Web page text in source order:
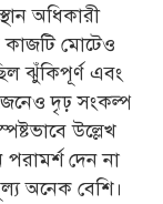
অধিকারী
কাজটি মোটেও
ঝুঁকিপূর্ণ এবং
দৃঢ় সংকল্প
উল্লেখ
দেন না
অনেক বেশি।